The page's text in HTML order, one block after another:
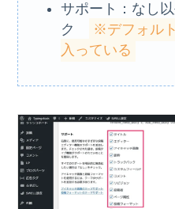
サポート：なし
ク
※デフォル
入っている